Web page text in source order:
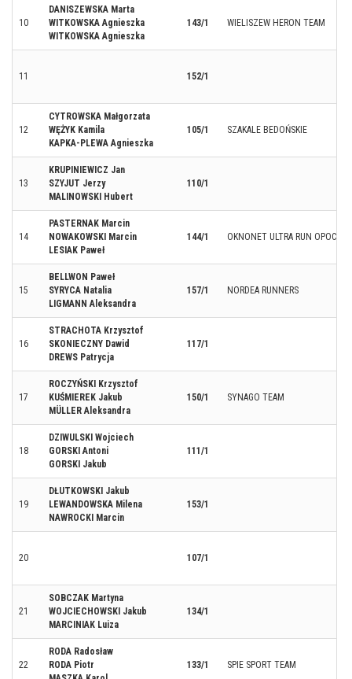
10
DANISZEWSKA Marta
WITKOWSKA Agnieszka
WITKOWSKA Agnieszka
143/1 WIELISZEW HERON TEAM
11 152/1
12
CYTROWSKA Małgorzata
WĘŻYK Kamila
KAPKA-PLEWA Agnieszka
105/1 SZAKALE BEDOŃSKIE
13
KRUPINIEWICZ Jan
SZYJUT Jerzy
MALINOWSKI Hubert
110/1
14
PASTERNAK Marcin
NOWAKOWSKI Marcin
LESIAK Paweł
144/1 OKNONET ULTRA RUN
15
BELLWON Paweł
SYRYCA Natalia
LIGMANN Aleksandra
157/1 NORDEA RUNNERS
16
STRACHOTA Krzysztof
SKONIECZNY Dawid
DREWS Patrycja
117/1
17
ROCZYŃSKI Krzysztof
KUŚMIEREK Jakub
MÜLLER Aleksandra
150/1 SYNAGO TEAM
18
DZIWULSKI Wojciech
GORSKI Antoni
GORSKI Jakub
111/1
19
DŁUTKOWSKI Jakub
LEWANDOWSKA Milena
NAWROCKI Marcin
153/1
20 107/1
21
SOBCZAK Martyna
WOJCIECHOWSKI Jakub
MARCINIAK Luiza
134/1
22
RODA Radosław
RODA Piotr
133/1 SPIE SPORT TEAM